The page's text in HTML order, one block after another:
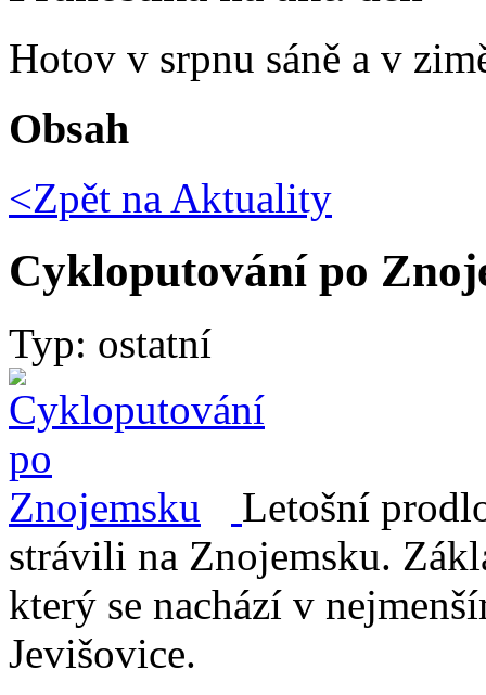
Hotov v srpnu sáně a v
Obsah
<Zpět na Aktuality
Cykloputování po
Typ: ostatní
Letošní
strávili na Znojemsku.
který se nachází v
Jevišovice.